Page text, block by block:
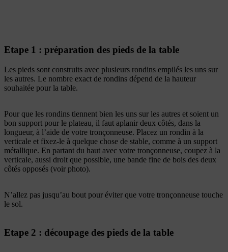
Etape 1 : préparation des pieds de la table
Les pieds sont construits avec plusieurs rondins empilés les uns sur
les autres. Le nombre exact de rondins dépend de la hauteur
souhaitée pour la table.
Pour que les rondins tiennent bien les uns sur les autres et soient un
bon support pour le plateau, il faut aplanir deux côtés, dans la
longueur, à l’aide de votre tronçonneuse. Placez un rondin à la
verticale et fixez-le à quelque chose de stable, comme à un support
métallique. En partant du haut avec votre tronçonneuse, coupez à la
verticale, aussi droit que possible, une bande fine de bois des deux
côtés opposés (voir photo).
N’allez pas jusqu’au bout pour éviter que votre tronçonneuse touche
le sol.
Etape 2 : découpage des pieds de la table